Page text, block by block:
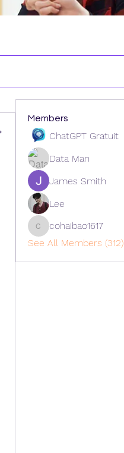
Members
ChatGPT Gratuit
Data Man
James Smith
Lee
cohaibao1617
cohaibao1617
See All Members (312)